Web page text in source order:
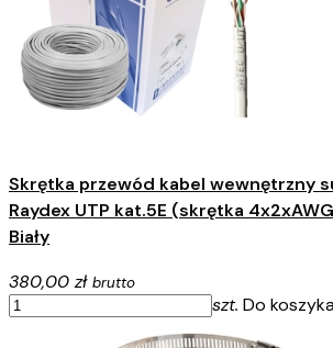
Skrętka przewód kabel wewnętrzny
Raydex UTP kat.5E (skrętka
Biały
380,00 zł brutto
szt. Do